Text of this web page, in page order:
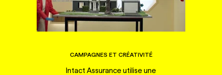
CAMPAGNES ET CRÉATIVITÉ
Intact Assurance utilise une